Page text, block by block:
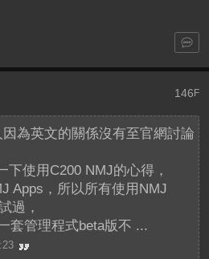
146 F
為英文的關係沒有至官網討論
下使用C200 NMJ的心得，
Apps，所以所有使用NMJ
過，
套管理程式beta版不 ...